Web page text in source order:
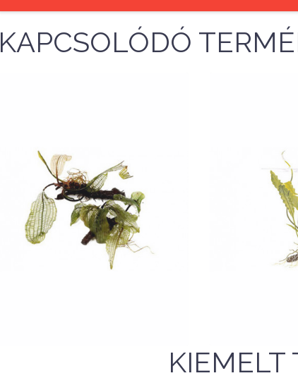
KAPCSOLÓDÓ
Nettó ár: 1,841 Ft
Aponogeton
madagascariensis -
Tropica dobozos
KOSÁRBA
Nettó
KIEMELT